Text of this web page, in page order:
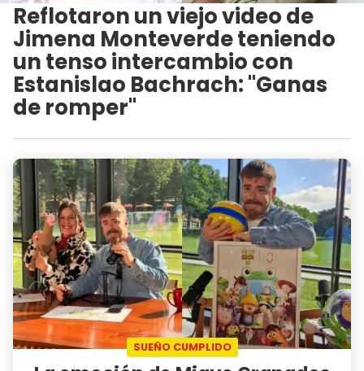
Reflotaron un viejo video de
Jimena Monteverde teniendo
un tenso intercambio con
Estanislao Bachrach: "Ganas
de romper"
SUEÑO CUMPLIDO